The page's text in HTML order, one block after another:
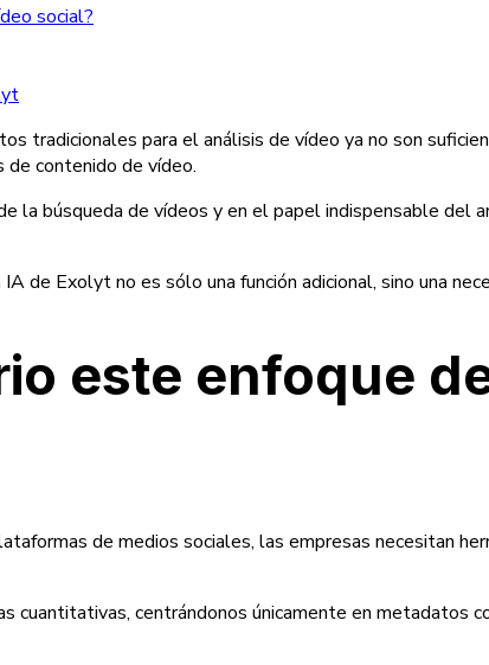
social?
tradicionales para el análisis de vídeo ya no son
de contenido de vídeo.
la búsqueda de vídeos y en el papel indispensable
de Exolyt no es sólo una función adicional, sino una
este enfoque
de medios sociales, las empresas necesitan
cuantitativas, centrándonos únicamente en metadatos